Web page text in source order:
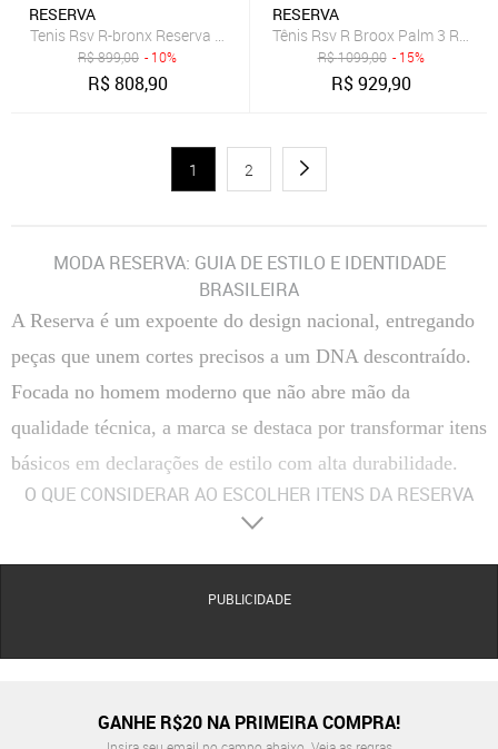
RESERVA
Tenis Rsv R-bronx Reserva Verde
R$899,00 - 10%
R$808,90
RESERVA
Tênis Rsv R Broox Palm 3
R$1099,00 - 15%
R$929,90
1 2
MODA RESERVA: GUIA DE ESTILO E IDENTIDADE
BRASILEIRA
A Reserva é um expoente do design nacional, entregando
peças que unem cortes precisos a um DNA descontraído.
Focada no homem moderno que não abre mão da
qualidade técnica, a marca se destaca por transformar itens
básicos em declarações de estilo com alta durabilidade.
O QUE CONSIDERAR AO ESCOLHER ITENS DA RESERVA
: A marca utiliza fibras naturais de alta qualidade, como o algodão pima e tecidos
excelente regulação térmica e uma resistência superior às fibras convencionais, evitando o
frequentemente incorporam tecnologias elásticas discretas, permitindo o uso prolongado
pica-pau, que são executados com densidade de pontos elevada. Botões personalizados e
PUBLICIDADE
GANHE R$20 NA PRIMEIRA COMPRA!